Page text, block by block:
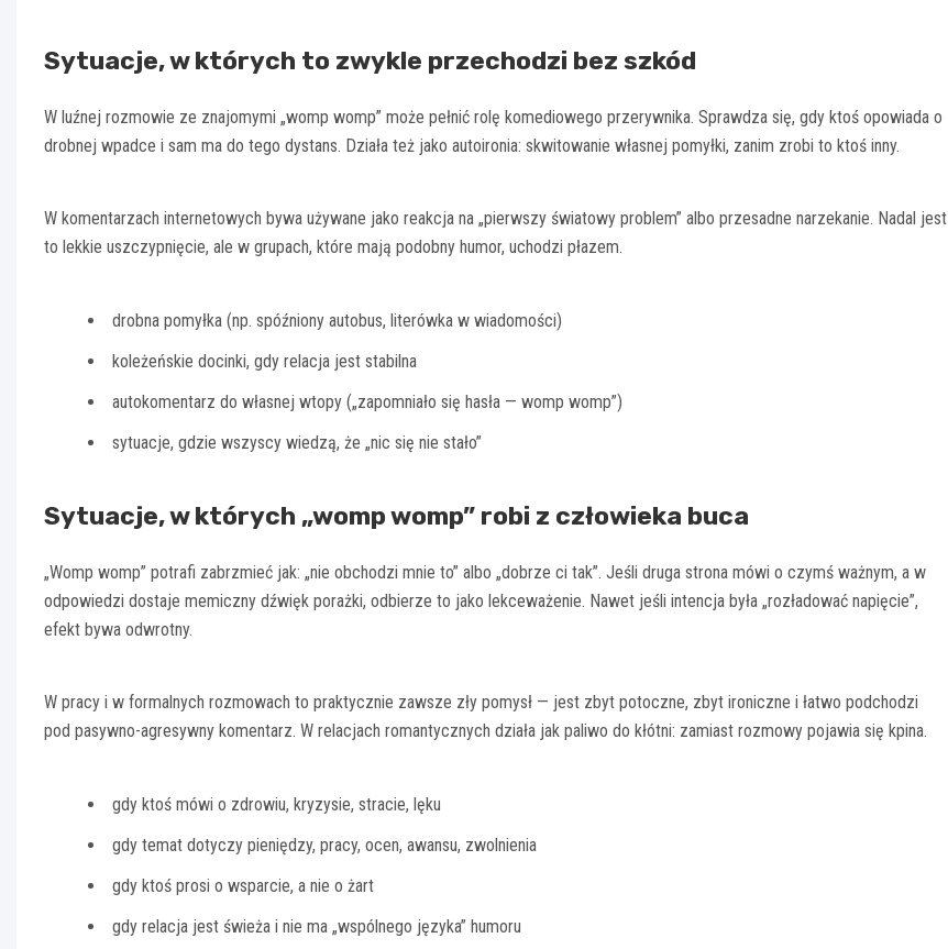
Sytuacje, w których to zwykle przechodzi bez szkód
W luźnej rozmowie ze znajomymi „womp womp” może pełnić rolę komediowego przerywnika. Sprawdza się, gdy ktoś opowiada o
drobnej wpadce i sam ma do tego dystans. Działa też jako autoironia: skwitowanie własnej pomyłki, zanim zrobi to ktoś inny.
W komentarzach internetowych bywa używane jako reakcja na „pierwszy światowy problem” albo przesadne narzekanie. Nadal jest
to lekkie uszczypnięcie, ale w grupach, które mają podobny humor, uchodzi płazem.
drobna pomyłka (np. spóźniony autobus, literówka w wiadomości)
koleżeńskie docinki, gdy relacja jest stabilna
autokomentarz do własnej wtopy („zapomniało się hasła — womp womp”)
sytuacje, gdzie wszyscy wiedzą, że „nic się nie stało”
Sytuacje, w których „womp womp” robi z człowieka buca
„Womp womp” potrafi zabrzmieć jak: „nie obchodzi mnie to” albo „dobrze ci tak”. Jeśli druga strona mówi o czymś ważnym, a w
odpowiedzi dostaje memiczny dźwięk porażki, odbierze to jako lekceważenie. Nawet jeśli intencja była „rozładować napięcie”,
efekt bywa odwrotny.
W pracy i w formalnych rozmowach to praktycznie zawsze zły pomysł — jest zbyt potoczne, zbyt ironiczne i łatwo podchodzi
pod pasywno-agresywny komentarz. W relacjach romantycznych działa jak paliwo do kłótni: zamiast rozmowy pojawia się kpina.
gdy ktoś mówi o zdrowiu, kryzysie, stracie, lęku
gdy temat dotyczy pieniędzy, pracy, ocen, awansu, zwolnienia
gdy ktoś prosi o wsparcie, a nie o żart
gdy relacja jest świeża i nie ma „wspólnego języka” humoru